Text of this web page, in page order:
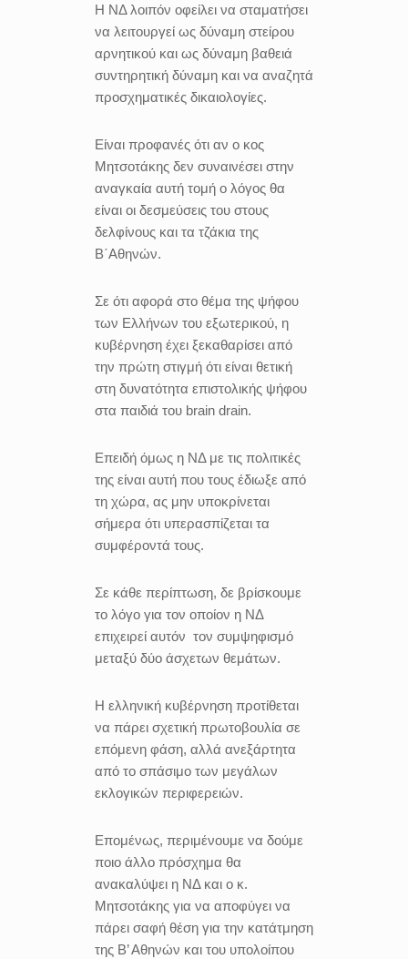
Η ΝΔ λοιπόν οφείλει να σταματήσει
να λειτουργεί ως δύναμη στείρου
αρνητικού και ως δύναμη βαθειά
συντηρητική δύναμη και να αναζητά
προσχηματικές δικαιολογίες.
Είναι προφανές ότι αν ο κος
Μητσοτάκης δεν συναινέσει στην
αναγκαία αυτή τομή ο λόγος θα
είναι οι δεσμεύσεις του στους
δελφίνους και τα τζάκια της
Β΄Αθηνών.
Σε ότι αφορά στο θέμα της ψήφου
των Ελλήνων του εξωτερικού, η
κυβέρνηση έχει ξεκαθαρίσει από
την πρώτη στιγμή ότι είναι θετική
στη δυνατότητα επιστολικής ψήφου
στα παιδιά του brain drain.
Επειδή όμως η ΝΔ με τις πολιτικές
της είναι αυτή που τους έδιωξε από
τη χώρα, ας μην υποκρίνεται
σήμερα ότι υπερασπίζεται τα
συμφέροντά τους.
Σε κάθε περίπτωση, δε βρίσκουμε
το λόγο για τον οποίον η ΝΔ
επιχειρεί αυτόν τον συμψηφισμό
μεταξύ δύο άσχετων θεμάτων.
Η ελληνική κυβέρνηση προτίθεται
να πάρει σχετική πρωτοβουλία σε
επόμενη φάση, αλλά ανεξάρτητα
από το σπάσιμο των μεγάλων
εκλογικών περιφερειών.
Επομένως, περιμένουμε να δούμε
ποιο άλλο πρόσχημα θα
ανακαλύψει η ΝΔ και ο κ.
Μητσοτάκης για να αποφύγει να
πάρει σαφή θέση για την κατάτμηση
της Β’ Αθηνών και του υπολοίπου